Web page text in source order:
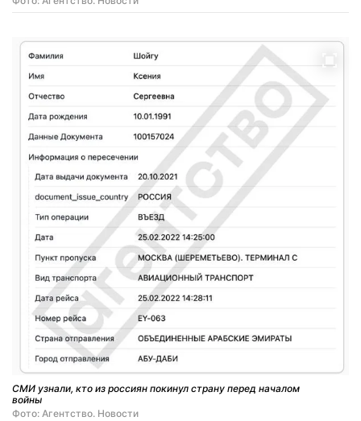
СМИ узнали, кто из россиян покинул страну перед началом
войны
Фото: Агентство. Новости